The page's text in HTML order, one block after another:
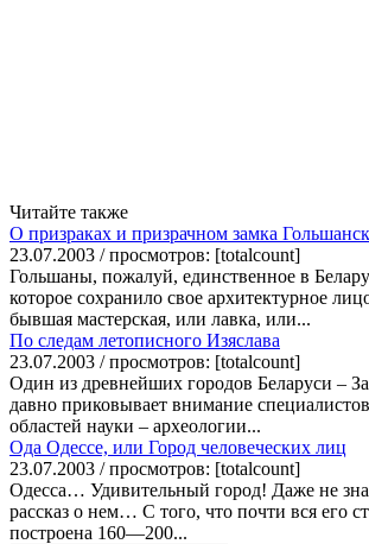
Читайте также
О призраках и призрачном замка
23.07.2003 / просмотров: [totalcount]
Гольшаны, пожалуй, единственное в
которое сохранило свое архитектурное
бывшая мастерская, или лавка, или...
По следам летописного Изяслава
23.07.2003 / просмотров: [totalcount]
Один из древнейших городов Беларуси –
давно приковывает внимание
областей науки – археологии...
Ода Одессе, или Город человеческих лиц
23.07.2003 / просмотров: [totalcount]
Одесса… Удивительный город! Даже не
рассказ о нем… С того, что почти вся его
построена 160—200...